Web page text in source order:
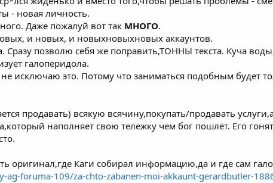
- новая личность.
Даже пожалуй вот так МНОГО.
и новых, и новыхновыхновых аккаунтов.
Сразу позволю себя же поправить,ТОННЫ текста. Куча
галоперидола.
исключаю это. Потому что заниматься подобным будет
продавать) всякую всячину,покупать/продавать
наполняет свою тележку чем бог пошлёт. Его
оригинал,где Каги собирал информацию,да и где сам
ag-foruma-109/za-chto-zabanen-moi-akkaunt-gerardbutler-